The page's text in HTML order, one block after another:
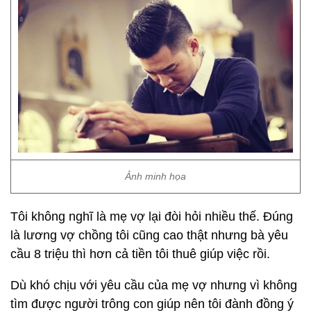
Ảnh minh họa
Tôi không nghĩ là mẹ vợ lại đòi hỏi nhiều thế. Đúng
là lương vợ chồng tôi cũng cao thật nhưng bà yêu
cầu 8 triệu thì hơn cả tiền tôi thuê giúp việc rồi.
Dù khó chịu với yêu cầu của mẹ vợ nhưng vì không
tìm được người trông con giúp nên tôi đành đồng ý